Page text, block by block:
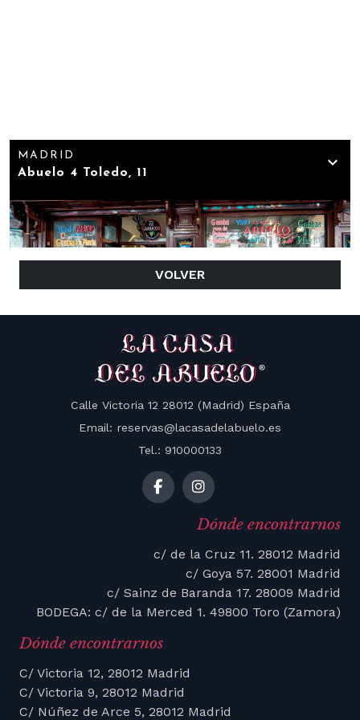
VOLVER
Dónde encontrarnos
C/ Victoria 12, 28012 Madrid
C/ Victoria 9, 28012 Madrid
C/ Núñez de Arce 5, 28012 Madrid
Calle Victoria 12 28012 (Madrid) España
Email: reservas@lacasadelabuelo.es
Tel.: 910000133
Dónde encontrarnos
c/ de la Cruz 11. 28012 Madrid
c/ Goya 57. 28001 Madrid
c/ Sainz de Baranda 17. 28009 Madrid
BODEGA: c/ de la Merced 1. 49800 Toro (Zamora)